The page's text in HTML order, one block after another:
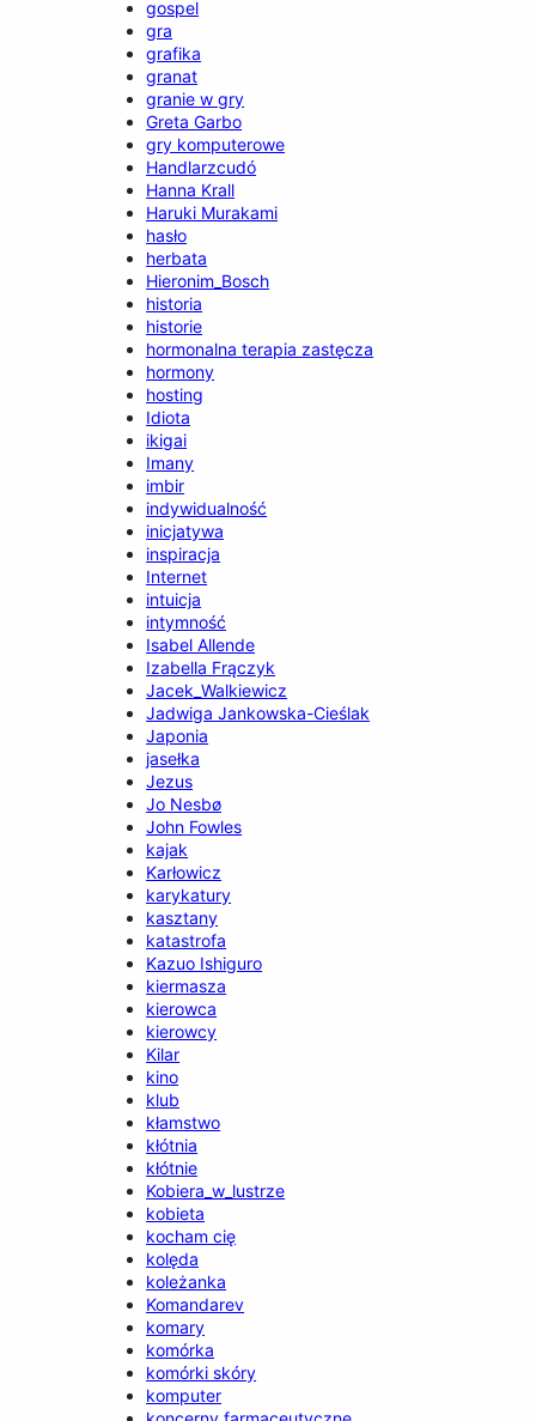
gospel
gra
grafika
granat
granie w gry
Greta Garbo
gry komputerowe
Handlarzcudó
Hanna Krall
Haruki Murakami
hasło
herbata
Hieronim_Bosch
historia
historie
hormonalna terapia zastęcza
hormony
hosting
Idiota
ikigai
Imany
imbir
indywidualność
inicjatywa
inspiracja
Internet
intuicja
intymność
Isabel Allende
Izabella Frączyk
Jacek_Walkiewicz
Jadwiga Jankowska-Cieślak
Japonia
jasełka
Jezus
Jo Nesbø
John Fowles
kajak
Karłowicz
karykatury
kasztany
katastrofa
Kazuo Ishiguro
kiermasza
kierowca
kierowcy
Kilar
kino
klub
kłamstwo
kłótnia
kłótnie
Kobiera_w_lustrze
kobieta
kocham cię
kolęda
koleżanka
Komandarev
komary
komórka
komórki skóry
komputer